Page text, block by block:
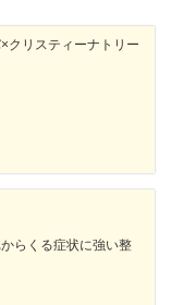
クリスティーナトリー
らくる症状に強い整